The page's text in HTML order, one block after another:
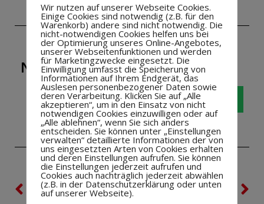
NEUIGKEIT WEITERSAGEN!
VORHERIGE
Heseper SV sucht Altherren-Fußballer
NÄCHSTE
Wir nutzen auf unserer Webseite Cookies.
Einige Cookies sind notwendig (z.B. für den
Warenkorb) andere sind nicht notwendig. Die
nicht-notwendigen Cookies helfen uns bei
der Optimierung unseres Online-Angebotes,
unserer Webseitenfunktionen und werden
für Marketingzwecke eingesetzt. Die
Einwilligung umfasst die Speicherung von
Informationen auf Ihrem Endgerät, das
Auslesen personenbezogener Daten sowie
deren Verarbeitung. Klicken Sie auf „Alle
akzeptieren“, um in den Einsatz von nicht
notwendigen Cookies einzuwilligen oder auf
„Alle ablehnen“, wenn Sie sich anders
entscheiden. Sie können unter „Einstellungen
verwalten“ detaillierte Informationen der von
uns eingesetzten Arten von Cookies erhalten
und deren Einstellungen aufrufen. Sie können
die Einstellungen jederzeit aufrufen und
Cookies auch nachträglich jederzeit abwählen
(z.B. in der Datenschutzerklärung oder unten
auf unserer Webseite).